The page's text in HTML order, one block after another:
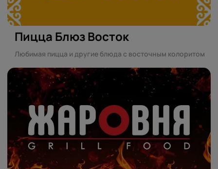
Пицца Блюз Восток
Любимая пицца и другие блюда с восточным колоритом